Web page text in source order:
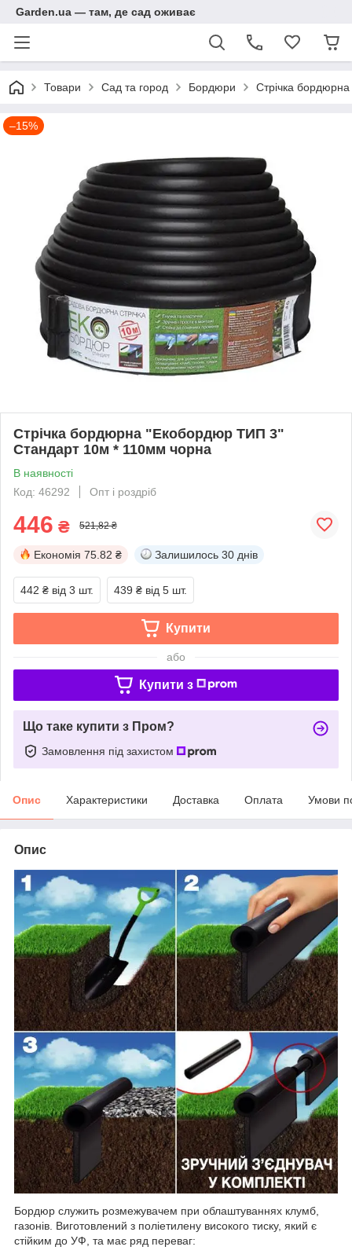
Garden.ua — там, де сад оживає
Товари Сад та город Бордюри Стрічка бордюрна
–15%
Стрічка бордюрна "Екобордюр ТИП 3"
Стандарт 10м * 110мм чорна
В наявності
Код: 46292
Опт і роздріб
446 ₴ 521,82 ₴
Економія 75.82 ₴ Залишилось 30 днів
442 ₴ від 3 шт. 439 ₴ від 5 шт.
Купити
або
Купити з
Що таке купити з Пром?
Замовлення під захистом
Опис Характеристики Доставка Оплата Умови
Опис
Бордюр служить розмежувачем при облаштуваннях клумб,
газонів. Виготовлений з поліетилену високого тиску, який є
стійким до УФ, та має ряд переваг: